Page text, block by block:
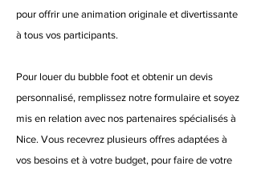
pour offrir une animation originale et divertissante
à tous vos participants.
Pour louer du bubble foot et obtenir un devis
personnalisé, remplissez notre formulaire et soyez
mis en relation avec nos partenaires spécialisés à
Nice. Vous recevrez plusieurs offres adaptées à
vos besoins et à votre budget, pour faire de votre